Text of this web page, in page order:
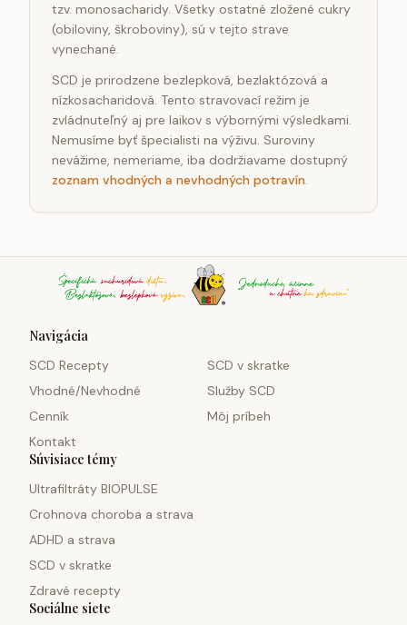
tzv. monosacharidy. Všetky ostatné zložené cukry
(obiloviny, škroboviny), sú v tejto strave
vynechané.
SCD je prirodzene bezlepková, bezlaktózová a
nízkosacharidová. Tento stravovací režim je
zvládnuteľný aj pre laikov s výbornými výsledkami.
Nemusíme byť špecialisti na výživu. Suroviny
nevážime, nemeriame, iba dodržiavame dostupný
zoznam vhodných a nevhodných potravín.
Navigácia
SCD Recepty
SCD v skratke
Vhodné/Nevhodné
Služby SCD
Cenník
Môj príbeh
Kontakt
Súvisiace témy
Ultrafiltráty BIOPULSE
Crohnova choroba a strava
ADHD a strava
SCD v skratke
Zdravé recepty
Sociálne siete